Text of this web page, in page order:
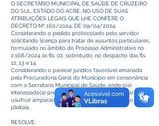
O SECRETÁRIO MUNICIPAL DE SAÚDE DE CRUZEIRO
DO SUL, ESTADO DO ACRE, NO USO DE SUAS
ATRIBUIÇÕES LEGAIS QUE LHE CONFERE O
DECRETO Nº 160/2024, DE 09/04/2024.
Considerando o pedido protocolado pelo servidor
solicitando licença para tratar de assuntos particulares,
formulado no âmbito do Processo Administrativo no
2.168/2024 às fls. 02, sobretudo, no despacho das fls.
12, 13 e 14.
Considerando o parecer jurídico favorável emanado
pela Procuradoria Geral do Município em consonância
com a Secretaria Municipal de Saúde, onde o(a)
interessado(a) preencheu todos os requisitos para
usufruir amparado pela Legislação Municipal ao que
pleiteia.
RESOLVE: